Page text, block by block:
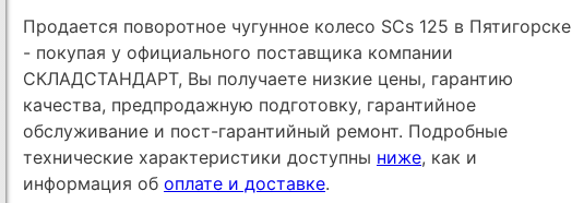
Продается поворотное чугунное колесо SCs 125 в Пятигорске
- покупая у официального поставщика компании
СКЛАДСТАНДАРТ, Вы получаете низкие цены, гарантию
качества, предпродажную подготовку, гарантийное
обслуживание и пост-гарантийный ремонт. Подробные
технические характеристики доступны ниже, как и
информация об оплате и доставке.